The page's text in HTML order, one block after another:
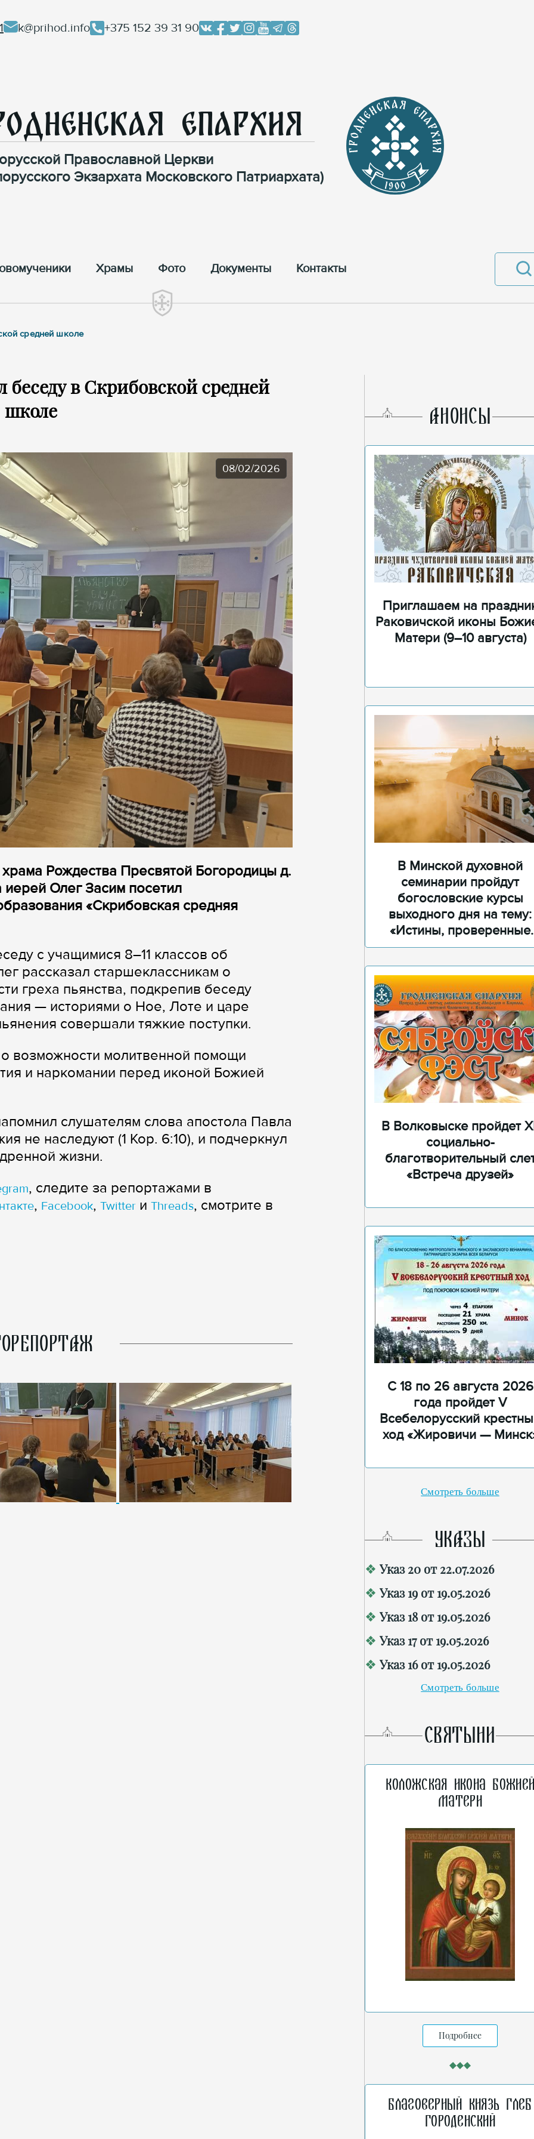
k@prihod.info +375 152 39 31 90
Епархия
Православной Церкви
Экзархата Московского Патриархата)
Храмы Фото Документы Контакты
средней школе
в Скрибовской средней
школе
08/02/2026
Рождества Пресвятой Богородицы д.
Олег Засим посетил
«Скрибовская средняя
с учащимися 8–11 классов об
рассказал старшеклассникам о
греха пьянства, подкрепив беседу
— историями о Ное, Лоте и царе
совершали тяжкие поступки.
возможности молитвенной помощи
и наркомании перед иконой Божией
слушателям слова апостола Павла
не наследуют (1 Кор. 6:10), и подчеркнул
жизни.
, следите за репортажами в
, Facebook, Twitter и Threads, смотрите в
AНОНСЫ
Приглашаем на
Раковичской иконы
Матери (9–10 августа)
В Минской духовной
семинарии пройдут
богословские курсы
выходного дня на тему:
«Истины, проверенные
временем»
В Волковыске пройдет
социально-
благотворительный
«Встреча друзей»
С 18 по 26 августа 2026
года пройдет V
Всебелорусский
ход «Жировичи —
Смотреть больше
УКАЗЫ
Указ 20 от 22.07.2026
Указ 19 от 19.05.2026
Указ 18 от 19.05.2026
Указ 17 от 19.05.2026
Указ 16 от 19.05.2026
Смотреть больше
СВЯТЫНИ
Коложская икона
Матери
Подробнее
Благоверный князь Глеб
Городенский